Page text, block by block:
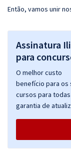
Então, vamos unir
Assinatura
para
O melhor custo
benefício para os
cursos para
garantia de